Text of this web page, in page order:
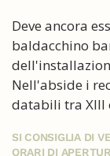
Deve ancora
baldacchino
Nell'abside i
databili tra XIII
SI CONSIGLIA DI
ORARI DI